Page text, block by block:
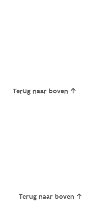
Terug naar boven
Terug naar boven